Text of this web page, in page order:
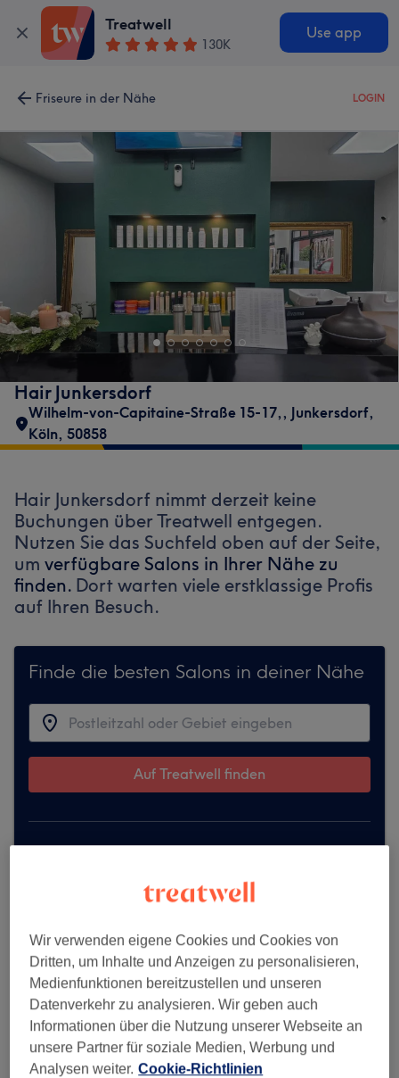
Treatwell
130K
Use app
Friseure in der Nähe LOGIN
Hair Junkersdorf
Wilhelm-von-Capitaine-Straße 15-17,, Junkersdorf,
Köln, 50858
Hair Junkersdorf nimmt derzeit keine
Buchungen über Treatwell entgegen.
Nutzen Sie das Suchfeld oben auf der Seite,
um verfügbare Salons in Ihrer Nähe zu
finden. Dort warten viele erstklassige Profis
auf Ihren Besuch.
Finde die besten Salons in deiner Nähe
Auf Treatwell finden
Wir verwenden eigene Cookies und Cookies von
Dritten, um Inhalte und Anzeigen zu personalisieren,
Medienfunktionen bereitzustellen und unseren
Datenverkehr zu analysieren. Wir geben auch
Informationen über die Nutzung unserer Webseite an
unsere Partner für soziale Medien, Werbung und
Analysen weiter. Cookie-Richtlinien